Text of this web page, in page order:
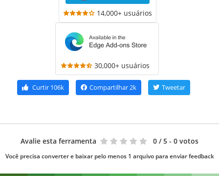
14,000+ usuários
30,000+ usuários
Curtir 106k Compartilhar2k Tweetar
Avalie esta ferramenta 0 / 5 - 0 votos
Você precisa converter e baixar pelo menos 1 arquivo para enviar feedback